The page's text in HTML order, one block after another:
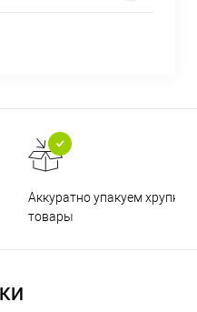
Аккуратно упакуем хрупкие
товары